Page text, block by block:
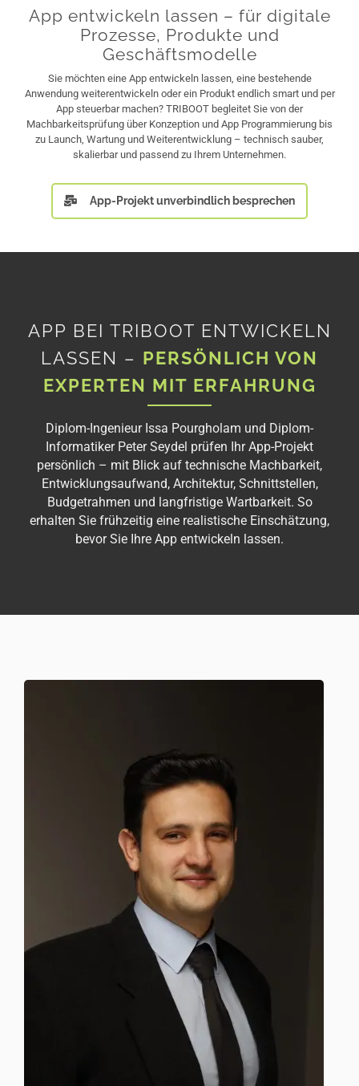
App entwickeln lassen – für digitale
Prozesse, Produkte und
Geschäftsmodelle
Sie möchten eine App entwickeln lassen, eine bestehende
Anwendung weiterentwickeln oder ein Produkt endlich smart und per
App steuerbar machen? TRIBOOT begleitet Sie von der
Machbarkeitsprüfung über Konzeption und App Programmierung bis
zu Launch, Wartung und Weiterentwicklung – technisch sauber,
skalierbar und passend zu Ihrem Unternehmen.
App-Projekt unverbindlich besprechen
APP BEI TRIBOOT ENTWICKELN
LASSEN – PERSÖNLICH VON
EXPERTEN MIT ERFAHRUNG
Diplom-Ingenieur Issa Pourgholam und Diplom-
Informatiker Peter Seydel prüfen Ihr App-Projekt
persönlich – mit Blick auf technische Machbarkeit,
Entwicklungsaufwand, Architektur, Schnittstellen,
Budgetrahmen und langfristige Wartbarkeit. So
erhalten Sie frühzeitig eine realistische Einschätzung,
bevor Sie Ihre App entwickeln lassen.